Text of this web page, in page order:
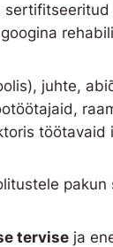
sertifitseeritud
juhte,
töötavaid
pakun
tervise ja